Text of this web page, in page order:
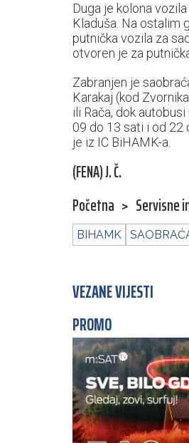
Duga je kolona
Kladuša. Na ostalim
putnička vozila za
otvoren je za
Zabranjen je
Karakaj (kod
ili Rača, dok
09 do 13 sati i od 22
je iz IC BiHAMK-a.
(FENA) J. Č.
Početna > Servisne
BIHAMK
VEZANE VIJESTI
PROMO